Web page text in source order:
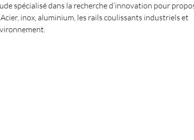
spécialisé dans la recherche d’innovation pour
inox, aluminium, les rails coulissants industriels et